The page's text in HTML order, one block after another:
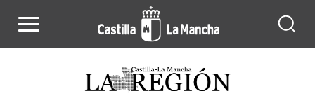
Noticias de la región de Castilla-La